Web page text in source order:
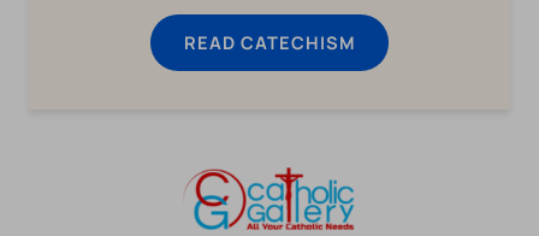
READ CATECHISM